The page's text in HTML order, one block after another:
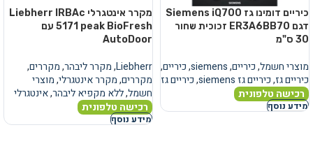
כיריים דומינו גז Siemens iQ700
דגם ER3A6BB70 זכוכית שחור
30 ס"מ
מוצרי חשמל,כיריים,
siemens
,כיריים,
כיריים גז,כיריים גז siemens ,כיריים גז
רכישה טלפונית
מידע נוסף
מקרר אינטגרלי Liebherr IRBAc
5171 peak BioFresh עם
AutoDoor
Liebherr
,מקרר ליבהר,מקררים,
מקררים,מקרר אינטגרלי,מוצרי
חשמל,ללא מקפיא ליבהר,אינטגרלי
רכישה טלפונית
מידע נוסף